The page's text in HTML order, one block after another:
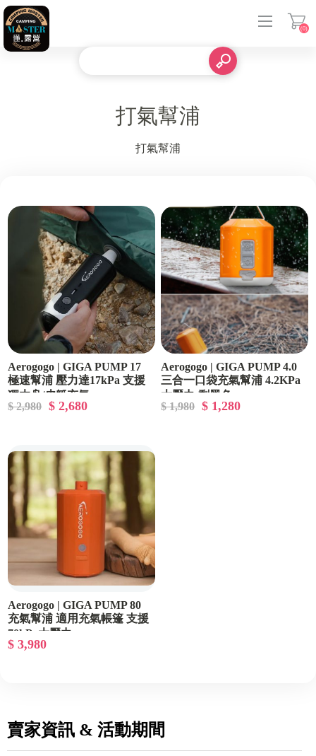
(0)
打氣幫浦
打氣幫浦
Aerogogo | GIGA PUMP 17
極速幫浦 壓力達17kPa 支援
獨木舟/皮艇充氣
$ 2,980
$ 2,680
Aerogogo | GIGA PUMP 4.0
三合一口袋充氣幫浦 4.2KPa
大壓力-剩黑色
$ 1,980
$ 1,280
Aerogogo | GIGA PUMP 80
充氣幫浦 適用充氣帳篷 支援
70kPa大壓力
$ 3,980
賣家資訊 & 活動期間